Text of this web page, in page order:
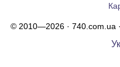
© 2010—2026 · 740.com.ua ·